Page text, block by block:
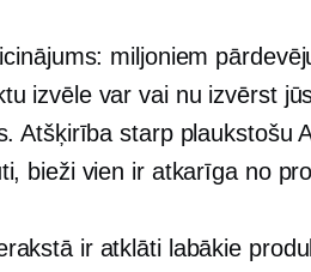
miljoniem
izvēle var vai nu izvērst
Atšķirība starp plaukstošu
bieži vien ir atkarīga no
ir atklāti labākie